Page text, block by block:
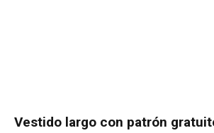
Vestido largo con patrón